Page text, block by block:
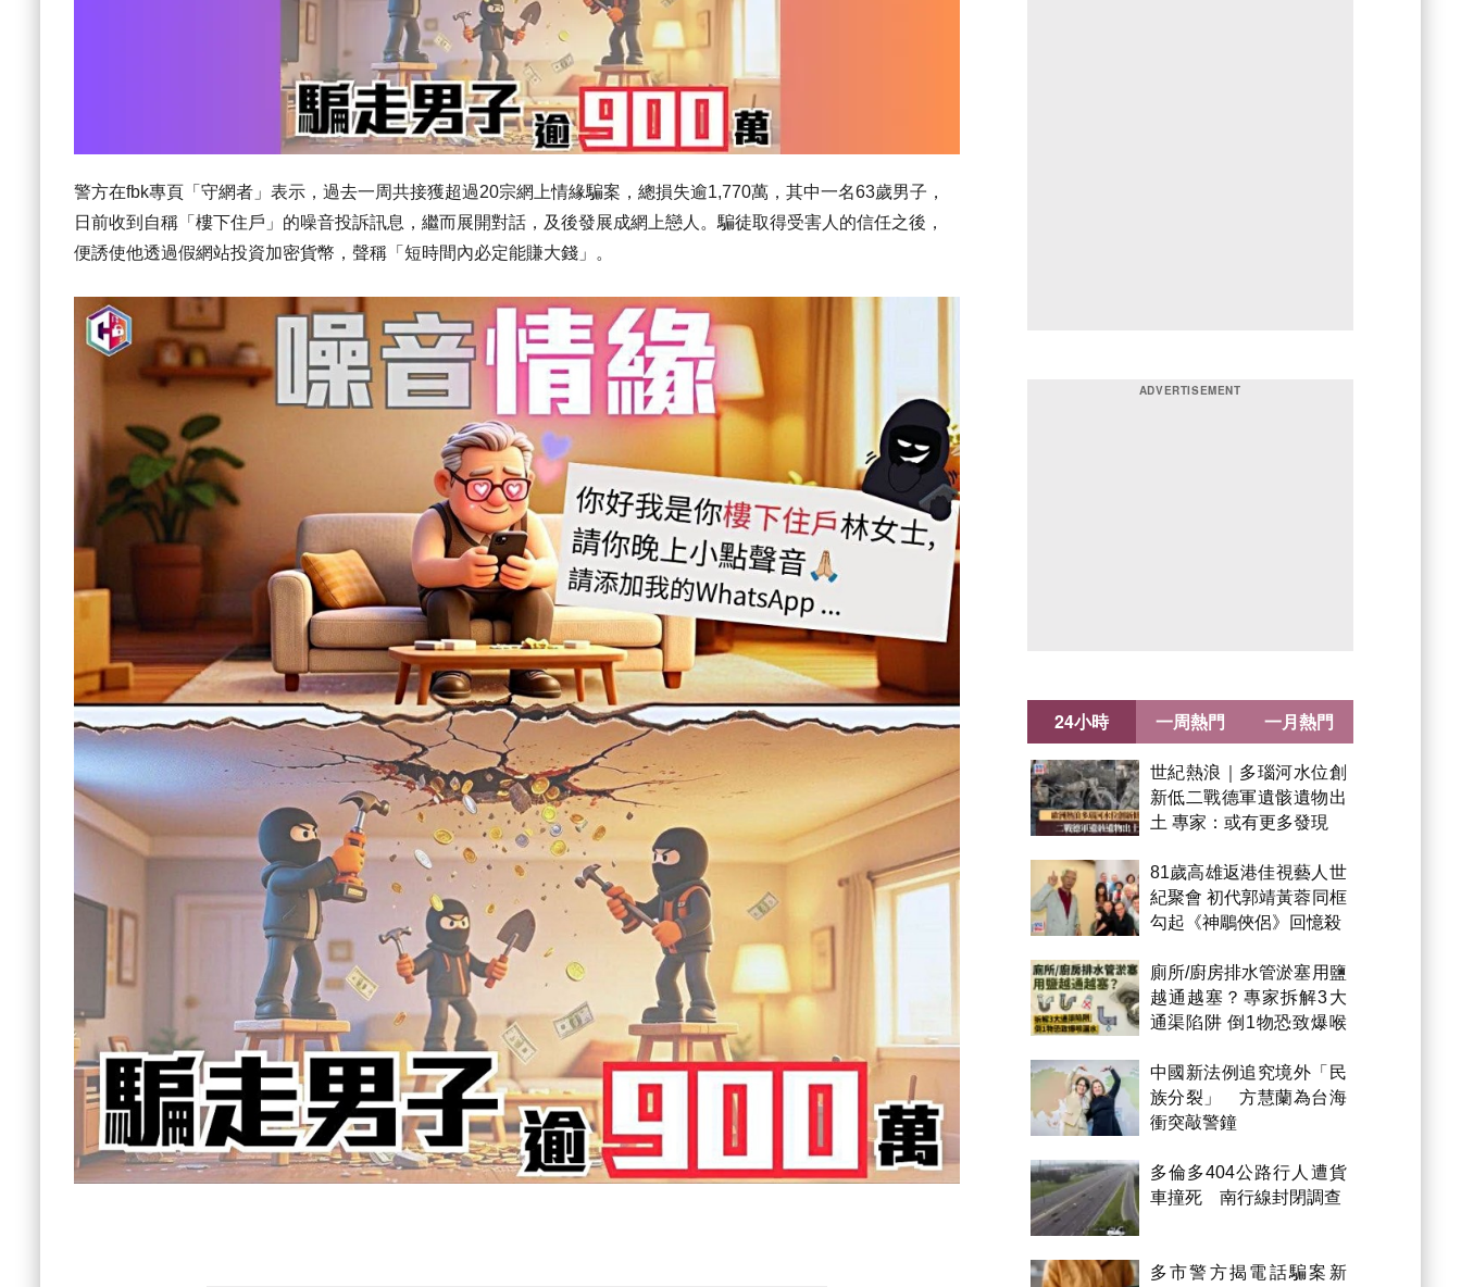
警方在fbk專頁「守網者」表示，過去一周共接獲超過20宗網上情緣騙案，總損失逾1,770萬，其中一名63歲男子，
日前收到自稱「樓下住戶」的噪音投訴訊息，繼而展開對話，及後發展成網上戀人。騙徒取得受害人的信任之後，
便誘使他透過假網站投資加密貨幣，聲稱「短時間內必定能賺大錢」。
24小時
世紀熱浪｜多瑙河水位創
新低二戰德軍遺骸遺物出
土 專家：或有更多發現
81歲高雄返港佳視藝人世
紀聚會 初代郭靖黃蓉同框
勾起《神鵰俠侶》回憶殺
廁所/廚房排水管淤塞用鹽
越通越塞？專家拆解3大
通渠陷阱 倒1物恐致爆喉
中國新法例追究境外「民
族分裂」 方慧蘭為台海
衝突敲警鐘
多倫多404公路行人遭貨
車撞死 南行線封閉調查
多市警方揭電話騙案新
一周熱門 一月熱門